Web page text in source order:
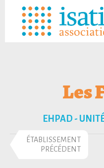
Les
EHPAD -
ÉTABLISSEMENT
PRÉCÉDENT